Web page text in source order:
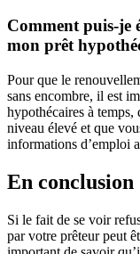
Comment puis-je
mon prêt
Pour que le
sans encombre, il est
hypothécaires à
niveau élevé et que
informations d’emploi
En conclusion
Si le fait de se voir
par votre prêteur peut